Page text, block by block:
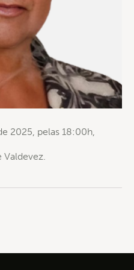
2025, pelas 18:00h,
Valdevez.